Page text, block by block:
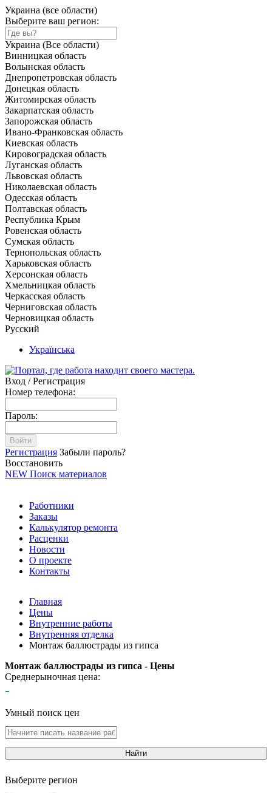
Украина (все области)
Выберите ваш регион:
Украина (Все области)
Винницкая область
Волынская область
Днепропетровская область
Донецкая область
Житомирская область
Закарпатская область
Запорожская область
Ивано-Франковская область
Киевская область
Кировоградская область
Луганская область
Львовская область
Николаевская область
Одесская область
Полтавская область
Республика Крым
Ровенская область
Сумская область
Тернопольская область
Харьковская область
Херсонская область
Хмельницкая область
Черкасская область
Черниговская область
Черновицкая область
Русский
Українська
Вход / Регистрация
Номер телефона:
Пароль:
Войти
Регистрация Забыли пароль?
Восстановить
NEW Поиск материалов
Работники
Заказы
Калькулятор ремонта
Расценки
Новости
О проекте
Контакты
Главная
Цены
Внутренние работы
Внутренняя отделка
Монтаж баллюстрады из гипса
Монтаж баллюстрады из гипса - Цены
Среднерыночная цена:
-
Умный поиск цен
Найти
Выберите регион